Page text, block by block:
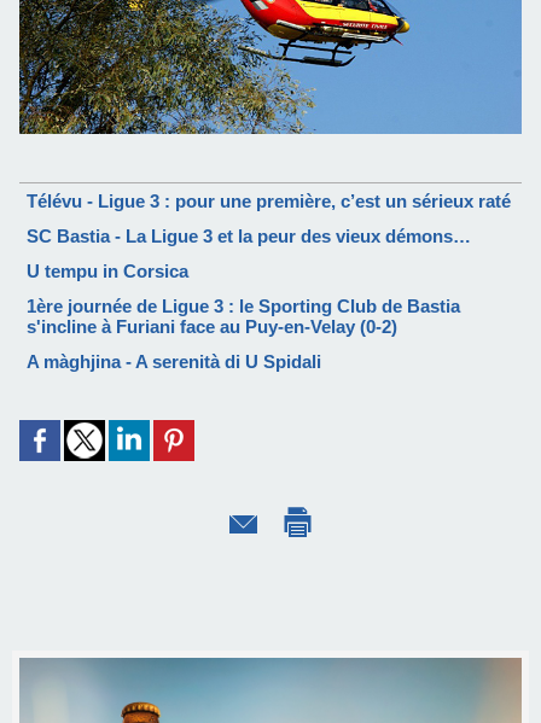
Télévu - Ligue 3 : pour une première, c’est un sérieux raté
SC Bastia - La Ligue 3 et la peur des vieux démons…
U tempu in Corsica
1ère journée de Ligue 3 : le Sporting Club de Bastia
s'incline à Furiani face au Puy-en-Velay (0-2)
A màghjina - A serenità di U Spidali